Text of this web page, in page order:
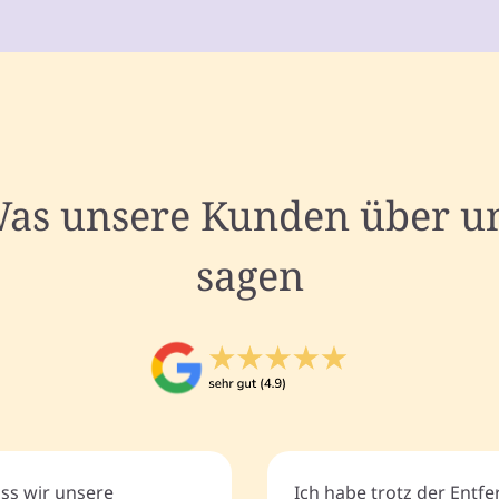
unsere Kunden über
sagen
wir unsere
Ich habe trotz der